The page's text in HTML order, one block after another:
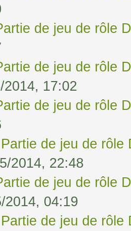
de jeu de rôle
de jeu de rôle
2014, 17:02
de jeu de rôle
de jeu de rôle
2014, 22:48
de jeu de rôle
2014, 04:19
de jeu de rôle